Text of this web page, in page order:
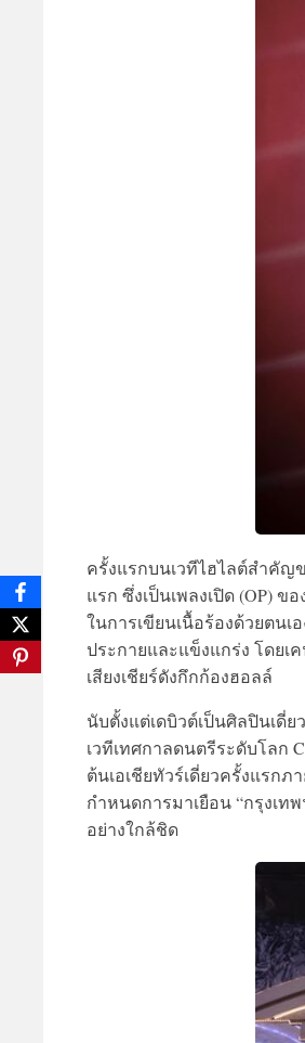
ครั้งแรกบนเวทีไฮไลต์สำคัญ
แรก ซึ่งเป็นเพลงเปิด (OP) ข
ในการเขียนเนื้อร้องด้วยตน
ประกายและแข็งแกร่ง โดย
เสียงเชียร์ดังกึกก้องฮอลล์
นับตั้งแต่เดบิวต์เป็นศิลปินเดี่ย
เวทีเทศกาลดนตรีระดับโลก
ต้นเอเชียทัวร์เดี่ยวครั้งแรกภ
กำหนดการมาเยือน “กรุงเ
อย่างใกล้ชิด